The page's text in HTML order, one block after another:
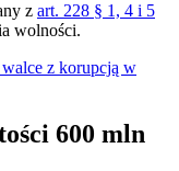
z art. 228 § 1, 4 i 5
wolności.
z korupcją w
600 mln